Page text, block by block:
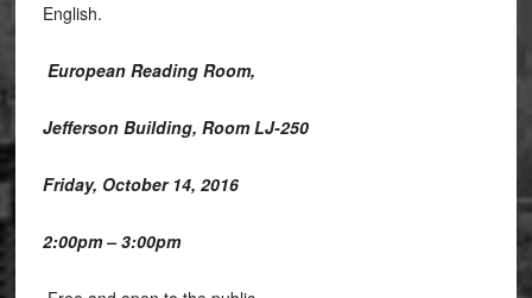
English.
European Reading Room,
Jefferson Building, Room LJ-250
Friday, October 14, 2016
2:00pm – 3:00pm